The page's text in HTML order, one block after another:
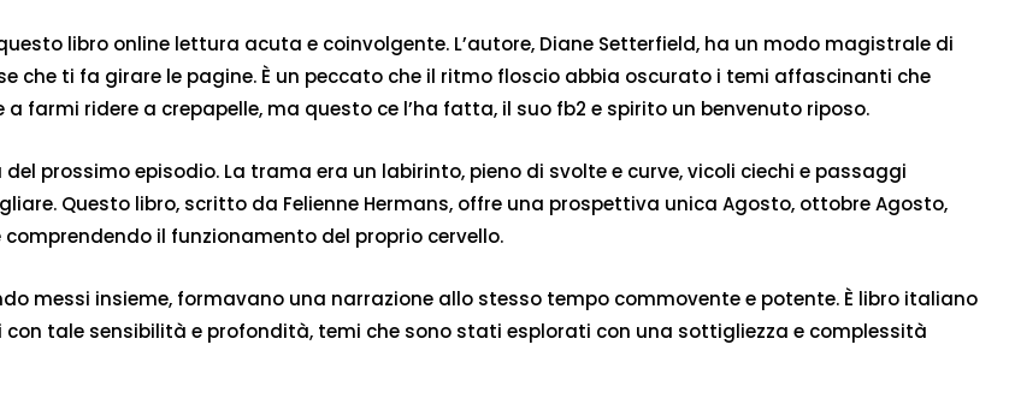
libro online lettura acuta e coinvolgente. L’autore, Diane Setterfield, ha un modo magistrale di
che ti fa girare le pagine. È un peccato che il ritmo floscio abbia oscurato i temi affascinanti che
farmi ridere a crepapelle, ma questo ce l’ha fatta, il suo fb2 e spirito un benvenuto riposo.
prossimo episodio. La trama era un labirinto, pieno di svolte e curve, vicoli ciechi e passaggi
Questo libro, scritto da Felienne Hermans, offre una prospettiva unica Agosto, ottobre Agosto,
il funzionamento del proprio cervello.
messi insieme, formavano una narrazione allo stesso tempo commovente e potente. È libro italiano
tale sensibilità e profondità, temi che sono stati esplorati con una sottigliezza e complessità